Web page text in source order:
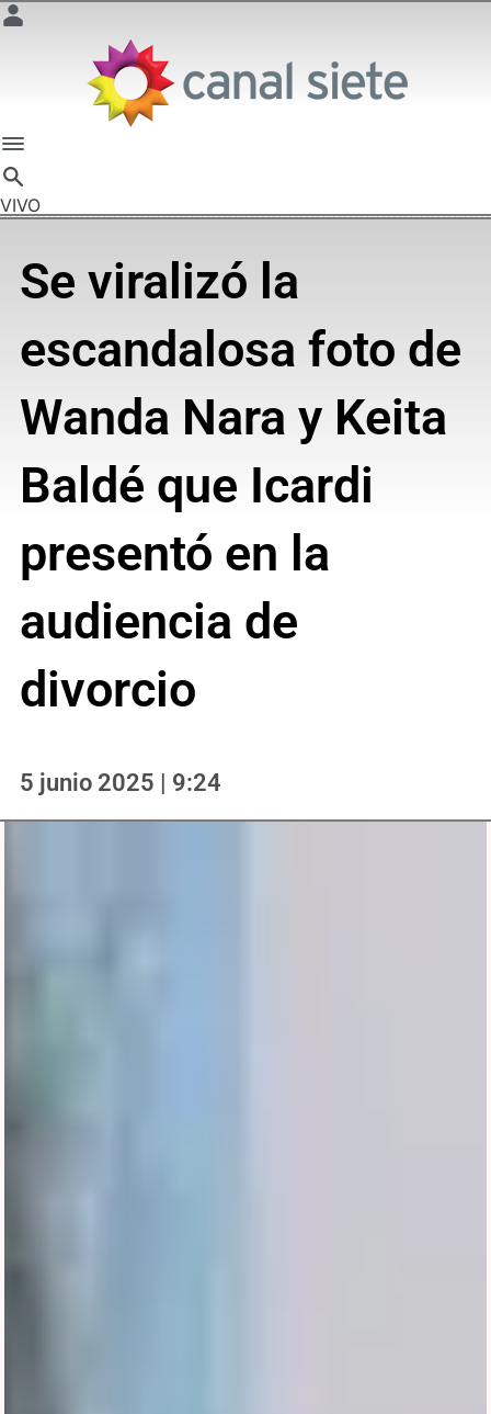
VIVO
Se viralizó la
escandalosa foto de
Wanda Nara y Keita
Baldé que Icardi
presentó en la
audiencia de
divorcio
5 junio 2025 | 9:24